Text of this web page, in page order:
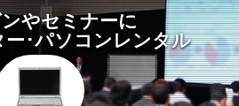
やセミナーに
･パソコンレンタル